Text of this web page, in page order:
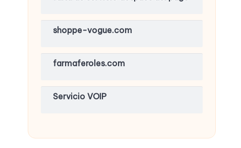
shoppe-vogue.com
farmaferoles.com
Servicio VOIP